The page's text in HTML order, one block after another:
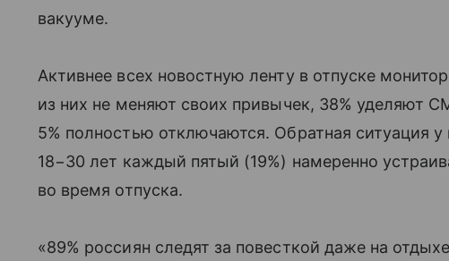
вакууме.
Активнее всех новостную ленту в отпуске
из них не меняют своих привычек, 38% уделяют
5% полностью отключаются. Обратная ситуация
18−30 лет каждый пятый (19%) намеренно
во время отпуска.
«89% россиян следят за повесткой даже на